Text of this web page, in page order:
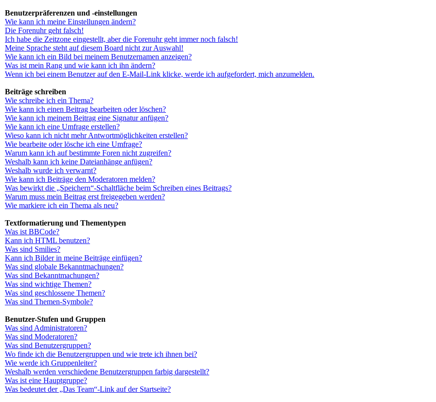
Benutzerpräferenzen und -einstellungen
Wie kann ich meine Einstellungen ändern?
Die Forenuhr geht falsch!
Ich habe die Zeitzone eingestellt, aber die Forenuhr geht immer noch falsch!
Meine Sprache steht auf diesem Board nicht zur Auswahl!
Wie kann ich ein Bild bei meinem Benutzernamen anzeigen?
Was ist mein Rang und wie kann ich ihn ändern?
Wenn ich bei einem Benutzer auf den E-Mail-Link klicke, werde ich aufgefordert, mich anzumelden.
Beiträge schreiben
Wie schreibe ich ein Thema?
Wie kann ich einen Beitrag bearbeiten oder löschen?
Wie kann ich meinem Beitrag eine Signatur anfügen?
Wie kann ich eine Umfrage erstellen?
Wieso kann ich nicht mehr Antwortmöglichkeiten erstellen?
Wie bearbeite oder lösche ich eine Umfrage?
Warum kann ich auf bestimmte Foren nicht zugreifen?
Weshalb kann ich keine Dateianhänge anfügen?
Weshalb wurde ich verwarnt?
Wie kann ich Beiträge den Moderatoren melden?
Was bewirkt die „Speichern“-Schaltfläche beim Schreiben eines Beitrags?
Warum muss mein Beitrag erst freigegeben werden?
Wie markiere ich ein Thema als neu?
Textformatierung und Thementypen
Was ist BBCode?
Kann ich HTML benutzen?
Was sind Smilies?
Kann ich Bilder in meine Beiträge einfügen?
Was sind globale Bekanntmachungen?
Was sind Bekanntmachungen?
Was sind wichtige Themen?
Was sind geschlossene Themen?
Was sind Themen-Symbole?
Benutzer-Stufen und Gruppen
Was sind Administratoren?
Was sind Moderatoren?
Was sind Benutzergruppen?
Wo finde ich die Benutzergruppen und wie trete ich ihnen bei?
Wie werde ich Gruppenleiter?
Weshalb werden verschiedene Benutzergruppen farbig dargestellt?
Was ist eine Hauptgruppe?
Was bedeutet der „Das Team“-Link auf der Startseite?